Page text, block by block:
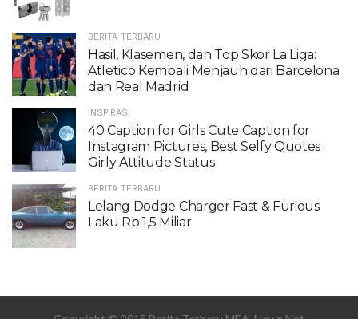
BERITA TERBARU
Hasil, Klasemen, dan Top Skor La Liga:
Atletico Kembali Menjauh dari Barcelona
dan Real Madrid
INSPIRASI
40 Caption for Girls Cute Caption for
Instagram Pictures, Best Selfy Quotes
Girly Attitude Status
BERITA TERBARU
Lelang Dodge Charger Fast & Furious
Laku Rp 1,5 Miliar